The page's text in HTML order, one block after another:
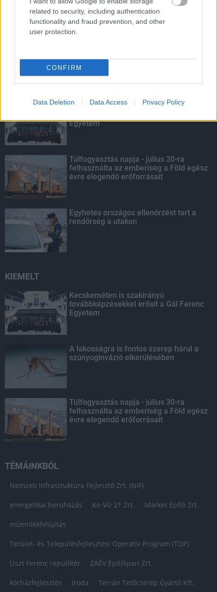
related to security, including authentication
functionality and fraud prevention, and other
user protection.
CONFIRM
Data Deletion Data Access Privacy Policy
HIRDETÉS
LEGOLVASOTTABB
Kecskeméten is szakirányú
Egyetem
Túlfogyasztás napja - július 30-ra
felhasználta az emberiség a Föld egész
évre elegendő erőforrásait
Egyhetes országos ellenőrzést tart a
rendőrség a utakon
KIEMELT
Kecskeméten is szakirányú
továbbképzésekkel erősít a Gál Ferenc
Egyetem
A lakosságra is fontos szerep hárul a
szúnyoginvázió elkerülésében
Túlfogyasztás napja - július 30-ra
felhasználta az emberiség a Föld egész
évre elegendő erőforrásait
TÉMÁINKBÓL
Nemzeti Infrastruktúra Fejlesztő Zrt. (NIF)
energetikai beruházás Ke-Víz 21 Zrt. Market Építő Zrt.
műemlékfelújítás
Terület- és Településfejlesztési Operatív Program (TOP)
Liszt Ferenc repülőtér ZÁÉV Építőipari Zrt.
kórházfejlesztés iroda Terrán Tetőcserép Gyártó Kft.